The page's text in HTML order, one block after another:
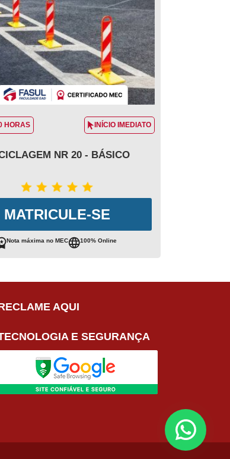
HORAS INÍCIO IMEDIATO
NR 20 - BÁSICO
MATRICULE-SE
Nota máxima no MEC 100% Online
AQUI
E SEGURANÇA